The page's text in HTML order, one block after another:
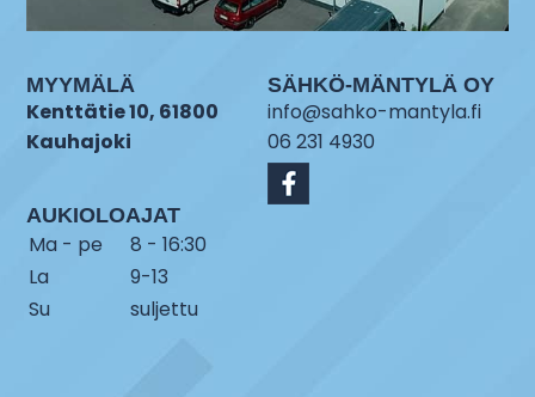
MYYMÄLÄ
Kenttätie 10, 61800
Kauhajoki
AUKIOLOAJAT
Ma - pe
8 - 16:30
La
9-13
Su
suljettu
SÄHKÖ-MÄNTYLÄ OY
info@sahko-mantyla.fi
06 231 4930